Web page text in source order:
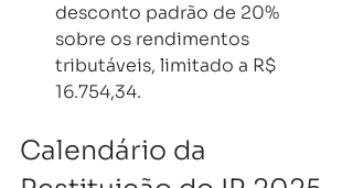
desconto padrão de 20%
sobre os rendimentos
tributáveis, limitado a R$
16.754,34.
Calendário da